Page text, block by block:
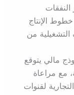
الإنتاج
التشغيلية من
مالي يتوقع
مع مراعاة
لقنوات